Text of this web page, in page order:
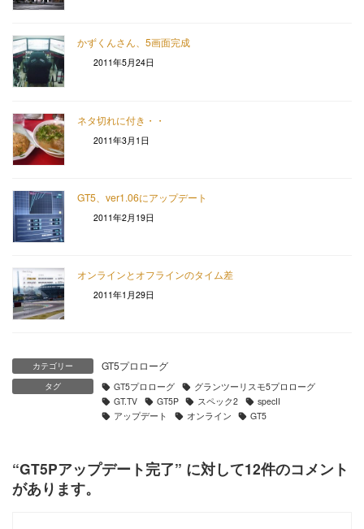
かずくんさん、5画面完成
2011年5月24日
ネタ切れに付き・・
2011年3月1日
GT5、ver1.06にアップデート
2011年2月19日
オンラインとオフラインのタイム差
2011年1月29日
カテゴリー GT5プロローグ
タグ GT5プロローグ
グランツーリスモ5プロローグ
GT.TV
GT5P スペック2
specII
アップデート
オンライン GT5
“GT5Pアップデート完了” に対して12件のコメント
があります。